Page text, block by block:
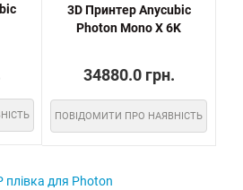
3D Принтер Anycubic
Photon Mono X 6K
34880.0 грн.
ПОВІДОМИТИ ПРО НАЯВНІСТЬ
плівка для Photon